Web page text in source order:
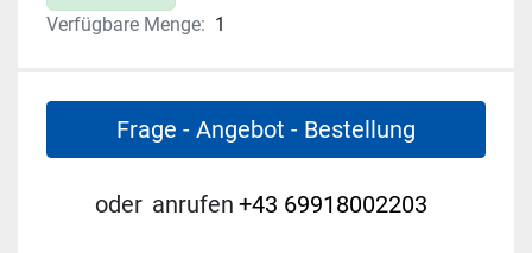
Verfügbare Menge: 1
Frage - Angebot - Bestellung
oder anrufen +43 69918002203